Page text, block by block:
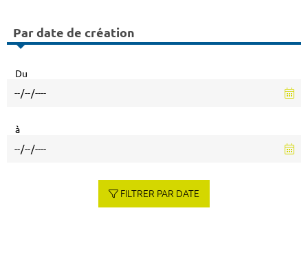
Par date de création
Du
à
FILTRER PAR DATE